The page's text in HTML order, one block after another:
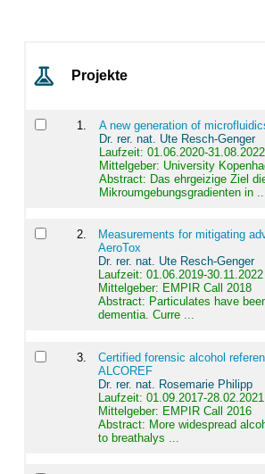
Projekte
1
A new generation of
Dr. rer. nat. Ute Resch-Genger
Laufzeit: 01.06.2020-31.08.2022
Mittelgeber: University
Abstract: Das ehrgeizige Ziel
Mikroumgebungsgradienten in ...
2.
Measurements for mitigating
AeroTox
Dr. rer. nat. Ute Resch-Genger
Laufzeit: 01.06.2019-30.11.2022
Mittelgeber: EMPIR Call 2018
Abstract: Particulates have
dementia. Curre ...
3.
Certified forensic alcohol
ALCOREF
Dr. rer. nat. Rosemarie Philipp
Laufzeit: 01.09.2017-28.02.2021
Mittelgeber: EMPIR Call 2016
Abstract: More widespread
to breathalys ...